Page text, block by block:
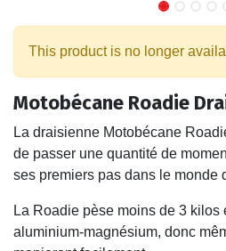
This product is no longer
Motobécane Roadie
La draisienne Motobécane
de passer une quantité de
ses premiers pas dans le monde
La Roadie pèse moins de 3 kilos
aluminium-magnésium, donc